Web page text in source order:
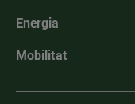
Energia
Mobilitat